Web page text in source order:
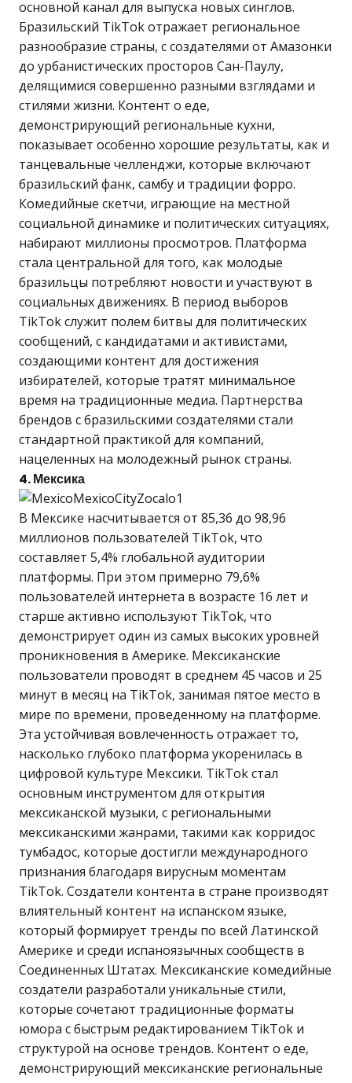
основной канал для выпуска новых синглов.
Бразильский TikTok отражает региональное
разнообразие страны, с создателями от Амазонки
до урбанистических просторов Сан-Паулу,
делящимися совершенно разными взглядами и
стилями жизни. Контент о еде,
демонстрирующий региональные кухни,
показывает особенно хорошие результаты, как и
танцевальные челленджи, которые включают
бразильский фанк, самбу и традиции форро.
Комедийные скетчи, играющие на местной
социальной динамике и политических ситуациях,
набирают миллионы просмотров. Платформа
стала центральной для того, как молодые
бразильцы потребляют новости и участвуют в
социальных движениях. В период выборов
TikTok служит полем битвы для политических
сообщений, с кандидатами и активистами,
создающими контент для достижения
избирателей, которые тратят минимальное
время на традиционные медиа. Партнерства
брендов с бразильскими создателями стали
стандартной практикой для компаний,
нацеленных на молодежный рынок страны.
4. Мексика
В Мексике насчитывается от 85,36 до 98,96
миллионов пользователей TikTok, что
составляет 5,4% глобальной аудитории
платформы. При этом примерно 79,6%
пользователей интернета в возрасте 16 лет и
старше активно используют TikTok, что
демонстрирует один из самых высоких уровней
проникновения в Америке. Мексиканские
пользователи проводят в среднем 45 часов и 25
минут в месяц на TikTok, занимая пятое место в
мире по времени, проведенному на платформе.
Эта устойчивая вовлеченность отражает то,
насколько глубоко платформа укоренилась в
цифровой культуре Мексики. TikTok стал
основным инструментом для открытия
мексиканской музыки, с региональными
мексиканскими жанрами, такими как корридос
тумбадос, которые достигли международного
признания благодаря вирусным моментам
TikTok. Создатели контента в стране производят
влиятельный контент на испанском языке,
который формирует тренды по всей Латинской
Америке и среди испаноязычных сообществ в
Соединенных Штатах. Мексиканские комедийные
создатели разработали уникальные стили,
которые сочетают традиционные форматы
юмора с быстрым редактированием TikTok и
структурой на основе трендов. Контент о еде,
демонстрирующий мексиканские региональные